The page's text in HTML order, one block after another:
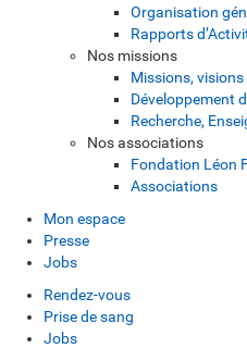
Organisation
Rapports
Nos missions
Missions,
Développement
Recherche,
Nos associations
Fondation Léon
Associations
Mon espace
Presse
Jobs
Rendez-vous
Prise de sang
Jobs